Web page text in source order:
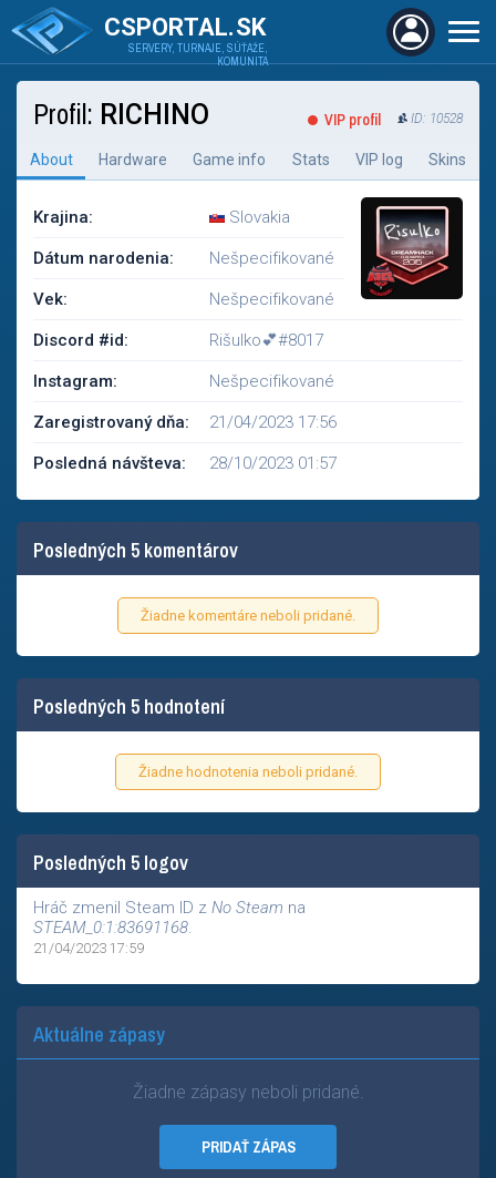
CSPORTAL.SK
SERVERY, TURNAJE, SÚŤAŽE,
KOMUNITA
Profil: RICHINO VIP profil ID: 10528
About Hardware Game info Stats VIP log Skins
Krajina: Slovakia
Dátum narodenia: Nešpecifikované
Vek: Nešpecifikované
Discord #id: Rišulko💕#8017
Instagram: Nešpecifikované
Zaregistrovaný dňa: 21/04/2023 17:56
Posledná návšteva: 28/10/2023 01:57
Posledných 5 komentárov
Žiadne komentáre neboli pridané.
Posledných 5 hodnotení
Žiadne hodnotenia neboli pridané.
Posledných 5 logov
Hráč zmenil Steam ID z No Steam na
STEAM_0:1:83691168.
21/04/2023 17:59
Aktuálne zápasy
Žiadne zápasy neboli pridané.
PRIDAŤ ZÁPAS